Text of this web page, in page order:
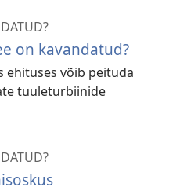
on kavandatud?
ehituses võib peituda
tuuleturbiinide